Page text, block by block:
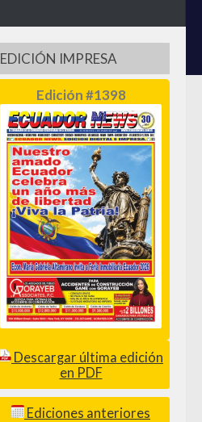
EDICIÓN IMPRESA
Edición #1398
Descargar última edición
en PDF
Ediciones anteriores